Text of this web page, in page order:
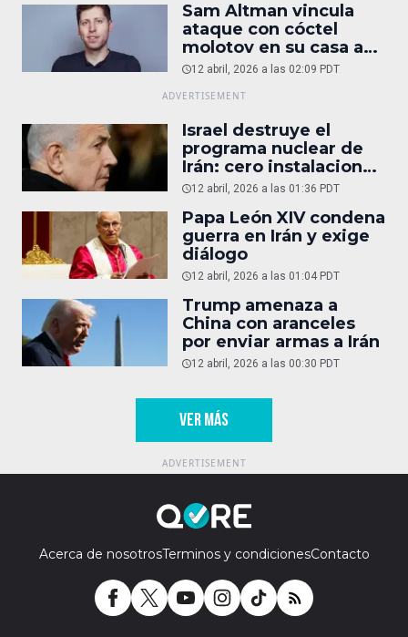
Sam Altman vincula
ataque con cóctel
molotov en su casa a
reportaje
12 abril, 2026 a las 02:09 PDT
Israel destruye el
programa nuclear de
Irán: cero instalaciones
operativas
12 abril, 2026 a las 01:36 PDT
Papa León XIV condena
guerra en Irán y exige
diálogo
12 abril, 2026 a las 01:04 PDT
Trump amenaza a
China con aranceles
por enviar armas a Irán
12 abril, 2026 a las 00:30 PDT
VER MÁS
Acerca de nosotrosTerminos y condicionesContacto